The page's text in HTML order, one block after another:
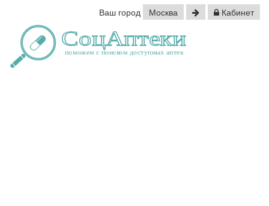
Ваш город Москва Кабинет